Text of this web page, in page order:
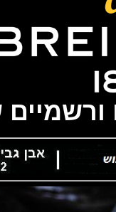
של